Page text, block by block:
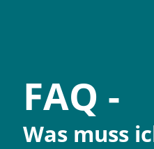
FAQ -
Was muss